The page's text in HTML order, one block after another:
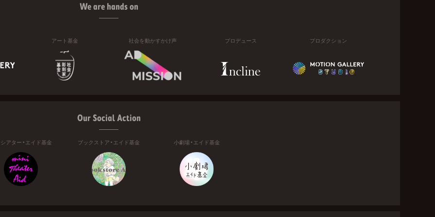
We are hands on
アート基金 社会を動かすかけ声 プロデュース プロダクション
Our Social Action
アター・エイド基金 ブックストア・エイド基金 小劇場・エイド基金